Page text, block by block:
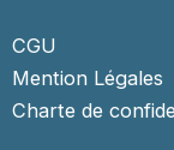
CGU
Mention Légales
Charte de